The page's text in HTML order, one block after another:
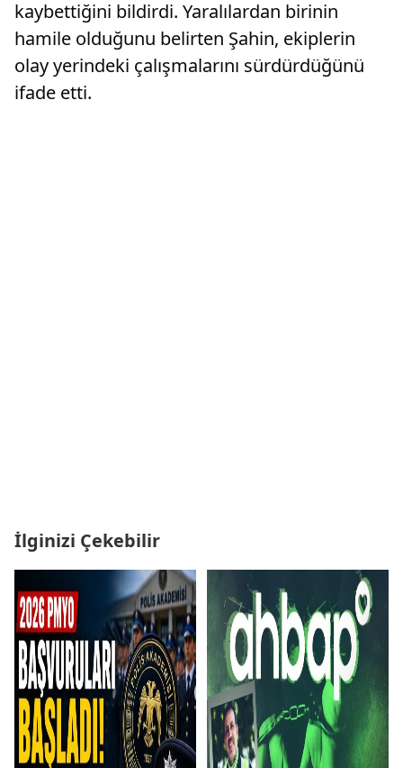
kaybettiğini bildirdi. Yaralılardan birinin
hamile olduğunu belirten Şahin, ekiplerin
olay yerindeki çalışmalarını sürdürdüğünü
ifade etti.
İlginizi Çekebilir